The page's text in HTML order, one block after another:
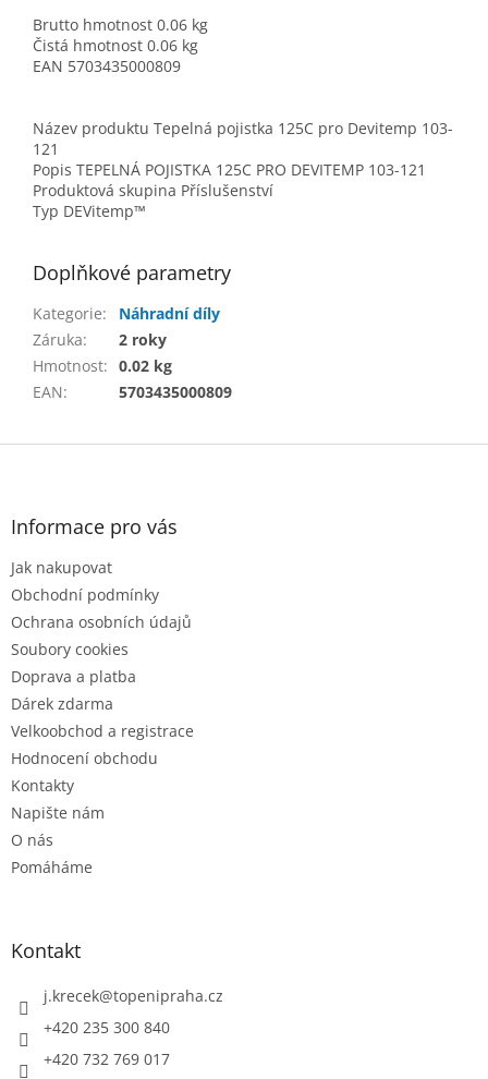
Brutto hmotnost 0.06 kg
Čistá hmotnost 0.06 kg
EAN 5703435000809
Název produktu Tepelná pojistka 125C pro Devitemp 103-
121
Popis TEPELNÁ POJISTKA 125C PRO DEVITEMP 103-121
Produktová skupina Příslušenství
Typ DEVitemp™
Doplňkové parametry
Kategorie:
Náhradní díly
Záruka:
2 roky
Hmotnost: 0.02 kg
EAN: 5703435000809
Z
Informace pro vás
Jak nakupovat
Obchodní podmínky
Ochrana osobních údajů
Soubory cookies
Doprava a platba
Dárek zdarma
Velkoobchod a registrace
Hodnocení obchodu
Kontakty
Napište nám
O nás
Pomáháme
Kontakt
j.krecek@topenipraha.cz
+420 235 300 840
+420 732 769 017